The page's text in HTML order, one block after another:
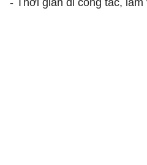
- Thời gian đi công tác,